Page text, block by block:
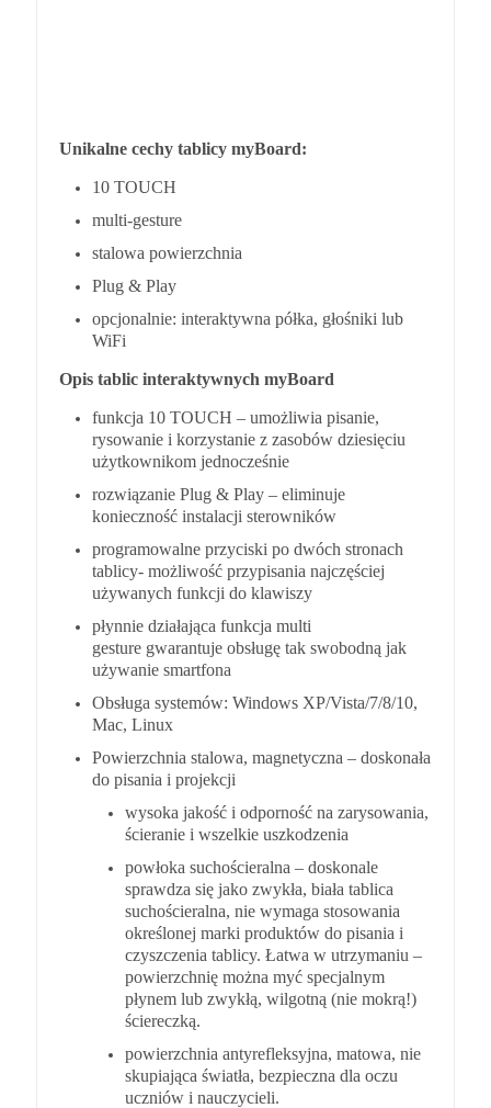
Unikalne cechy tablicy myBoard:
10 TOUCH
multi-gesture
stalowa powierzchnia
Plug & Play
opcjonalnie: interaktywna półka, głośniki lub
WiFi
Opis tablic interaktywnych myBoard
funkcja 10 TOUCH – umożliwia pisanie,
rysowanie i korzystanie z zasobów dziesięciu
użytkownikom jednocześnie
rozwiązanie Plug & Play – eliminuje
konieczność instalacji sterowników
programowalne przyciski po dwóch stronach
tablicy- możliwość przypisania najczęściej
używanych funkcji do klawiszy
płynnie działająca funkcja multi
gesture gwarantuje obsługę tak swobodną jak
używanie smartfona
Obsługa systemów: Windows XP/Vista/7/8/10,
Mac, Linux
Powierzchnia stalowa, magnetyczna – doskonała
do pisania i projekcji
wysoka jakość i odporność na zarysowania,
ścieranie i wszelkie uszkodzenia
powłoka suchościeralna – doskonale
sprawdza się jako zwykła, biała tablica
suchościeralna, nie wymaga stosowania
określonej marki produktów do pisania i
czyszczenia tablicy. Łatwa w utrzymaniu –
powierzchnię można myć specjalnym
płynem lub zwykłą, wilgotną (nie mokrą!)
ściereczką.
powierzchnia antyrefleksyjna, matowa, nie
skupiająca światła, bezpieczna dla oczu
uczniów i nauczycieli.